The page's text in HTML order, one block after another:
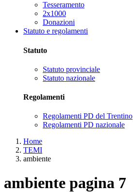
Tesseramento
2x1000
Donazioni
Statuto e regolamenti
Statuto
Statuto provinciale
Statuto nazionale
Regolamenti
Regolamenti PD del Trentino
Regolamenti PD nazionale
Home
TEMI
ambiente
ambiente pagina 7